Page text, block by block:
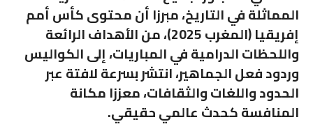
المماثلة في التاريخ، مبرزا أن محتوى كأس أمم
إفريقيا (المغرب 2025)، من الأهداف الرائعة
واللحظات الدرامية في المباريات، إلى الكواليس
وردود فعل الجماهير، انتشر بسرعة لافتة عبر
الحدود واللغات والثقافات، معززا مكانة
المنافسة كحدث عالمي حقيقي.